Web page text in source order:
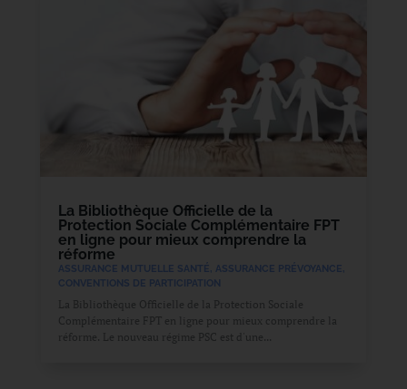
La Bibliothèque Officielle de la
Protection Sociale Complémentaire FPT
en ligne pour mieux comprendre la
réforme
ASSURANCE MUTUELLE SANTÉ, ASSURANCE PRÉVOYANCE,
CONVENTIONS DE PARTICIPATION
La Bibliothèque Officielle de la Protection Sociale
Complémentaire FPT en ligne pour mieux comprendre la
réforme. Le nouveau régime PSC est d'une...